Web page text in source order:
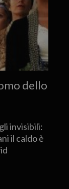
dello
invisibili:
il caldo è